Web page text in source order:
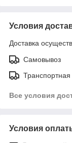
Условия
Доставка
Самовывоз
Все условия
Условия